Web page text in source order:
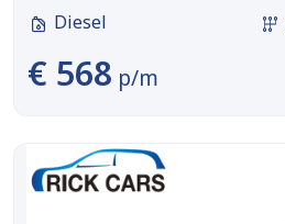
Diesel
€ 568 p/m